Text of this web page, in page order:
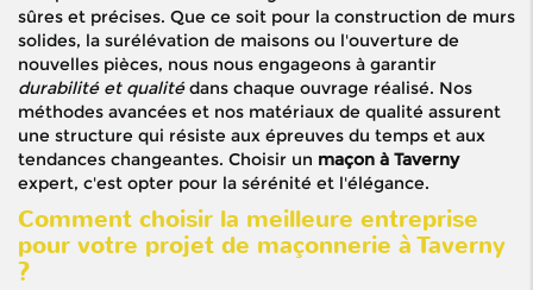
sûres et précises. Que ce soit pour la construction de murs
solides, la surélévation de maisons ou l'ouverture de
nouvelles pièces, nous nous engageons à garantir
durabilité et qualitédans chaque ouvrage réalisé. Nos
méthodes avancées et nos matériaux de qualité assurent
une structure qui résiste aux épreuves du temps et aux
tendances changeantes. Choisir un maçon à Taverny
expert, c'est opter pour la sérénité et l'élégance.
Comment choisir la meilleure entreprise
pour votre projet de maçonnerie à Taverny
?